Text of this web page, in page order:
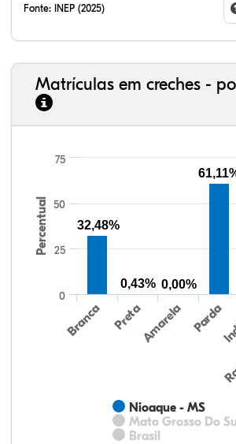
Fonte: INEP (2025)
Matrículas em creches -
Percentual
Nioaque - MS
Mato Grosso Do Sul
Brasil
Branca PretaAmarela Parda
0
25
50
75
32,48%
0,43% 0,00%